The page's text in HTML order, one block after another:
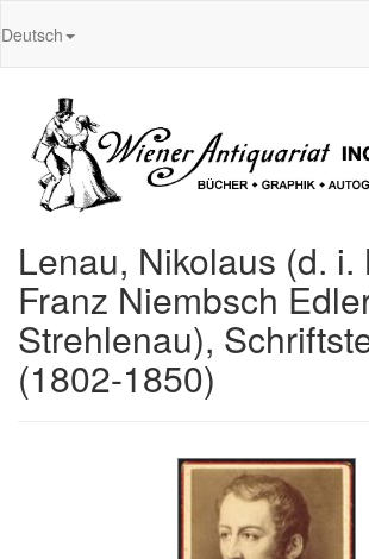
Deutsch
Lenau, Nikolaus (d. i.
Franz Niembsch
Strehlenau),
(1802-1850)